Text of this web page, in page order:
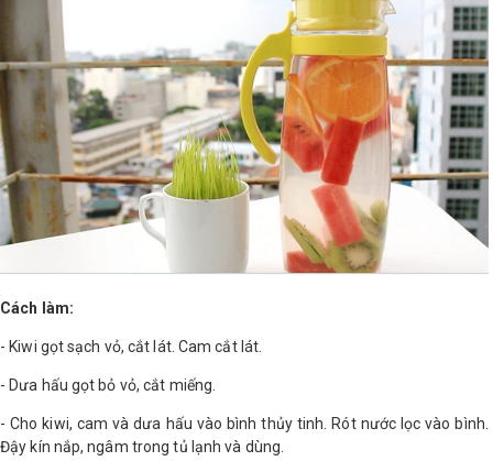
Cách làm:
- Kiwi gọt sạch vỏ, cắt lát. Cam cắt lát.
- Dưa hấu gọt bỏ vỏ, cắt miếng.
- Cho kiwi, cam và dưa hấu vào bình thủy tinh. Rót nước lọc vào bình.
Đậy kín nắp, ngâm trong tủ lạnh và dùng.